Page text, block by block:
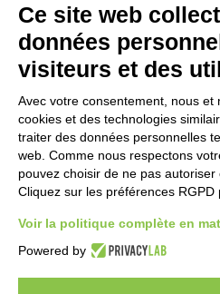
Voulez-vous être un
Ce site web
données
visiteurs et des
Avec votre consentement, nous et
cookies et des technologies
traiter des données personnelles
web. Comme nous respectons
pouvez choisir de ne pas autoriser
Cliquez sur les préférences RGPD
Voir la politique complète en
Powered by